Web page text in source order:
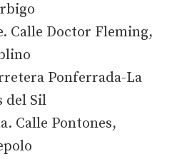
Calle Doctor Fleming,
Ponferrada-La
del Sil
Calle Pontones,